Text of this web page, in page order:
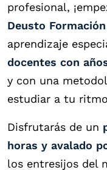
profesional,
Deusto Formación
aprendizaje
docentes con
y con una
estudiar a tu
Disfrutarás de un
horas y avalado
los entresijos del